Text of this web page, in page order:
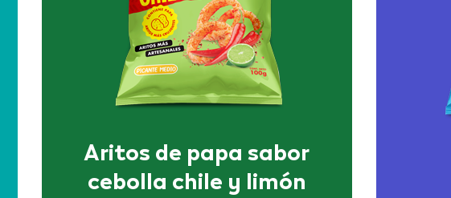
Aritos de papa sabor
cebolla chile y limón